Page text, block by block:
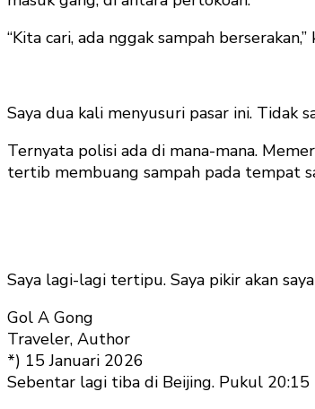
“Kita cari, ada nggak sampah berserakan,”
Saya dua kali menyusuri pasar ini. Tidak
Ternyata polisi ada di mana-mana.
tertib membuang sampah pada tempat
Saya lagi-lagi tertipu. Saya pikir akan
Gol A Gong
Traveler, Author
*) 15 Januari 2026
Sebentar lagi tiba di Beijing. Pukul 20:15